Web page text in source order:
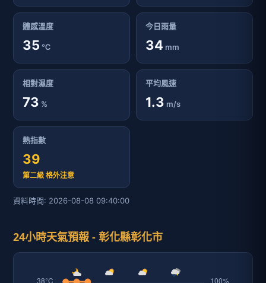
體感溫度
35 ℃
今日雨量
34 mm
相對濕度
73 %
平均風速
1.3 m/s
熱指數
39
第二級 格外注意
資料時間: 2026-08-08 09:40:00
24小時天氣預報 - 彰化縣彰化市